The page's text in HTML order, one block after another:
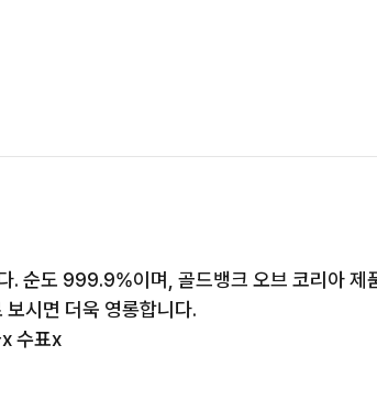
. 순도 999.9%이며, 골드뱅크 오브 코리아 제
시면 더욱 영롱합니다.
수표x